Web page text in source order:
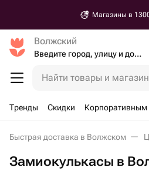
Магазины в
Волжский
Введите город, улицу и дом доставки
Найти товары и
Тренды Скидки Корпоративным
Быстрая доставка в Волжском
Замиокулькасы в